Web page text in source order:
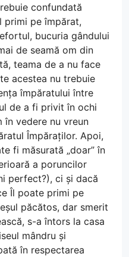
confundată
primi pe împărat,
bucuria gândului
de seamă om din
teama de a nu face
acestea nu trebuie
împăratului între
de a fi privit în ochi
în vedere nu vreun
Împăraților. Apoi,
fi măsurată „doar” în
a poruncilor
perfect?), ci și dacă
Îl poate primi pe
păcătos, dar smerit
s-a întors la casa
mândru și
în respectarea